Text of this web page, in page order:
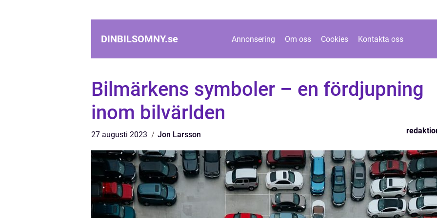
DINBILSOMNY.se Annonsering Om oss Cookies Kontakta oss
Bilmärkens symboler – en fördjupning
inom bilvärlden
27 augusti 2023 Jon Larsson